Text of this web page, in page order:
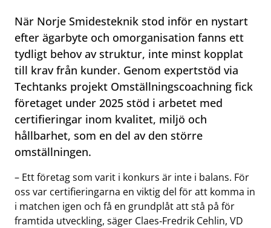
När Norje Smidesteknik stod inför en nystart
efter ägarbyte och omorganisation fanns ett
tydligt behov av struktur, inte minst kopplat
till krav från kunder. Genom expertstöd via
Techtanks projekt Omställningscoachning fick
företaget under 2025 stöd i arbetet med
certifieringar inom kvalitet, miljö och
hållbarhet, som en del av den större
omställningen.
– Ett företag som varit i konkurs är inte i balans. För
oss var certifieringarna en viktig del för att komma in
i matchen igen och få en grundplåt att stå på för
framtida utveckling, säger Claes‑Fredrik Cehlin, VD